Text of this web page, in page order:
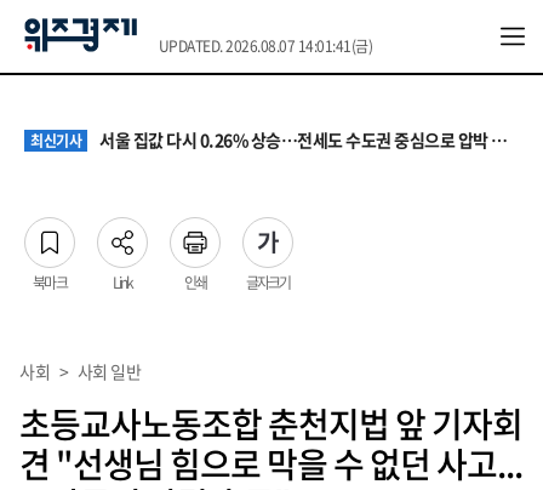
UPDATED. 2026.08.07 14:01:41(금)
최신기사 서울 집값 다시 0.26% 상승…전세도 수도권 중심으로 압박 커져
최신기사 원·하청 교섭 갈등에 안전 지원 위축까지… 노란봉투법 불확실성 해법은
최신기사 청소년 혐오 표현, '처벌과 낙인'에서 '교양과 상식'으로
북마크 Link 인쇄 글자크기
사회 > 사회 일반
초등교사노동조합 춘천지법 앞 기자회
견 "선생님 힘으로 막을 수 없던 사고...